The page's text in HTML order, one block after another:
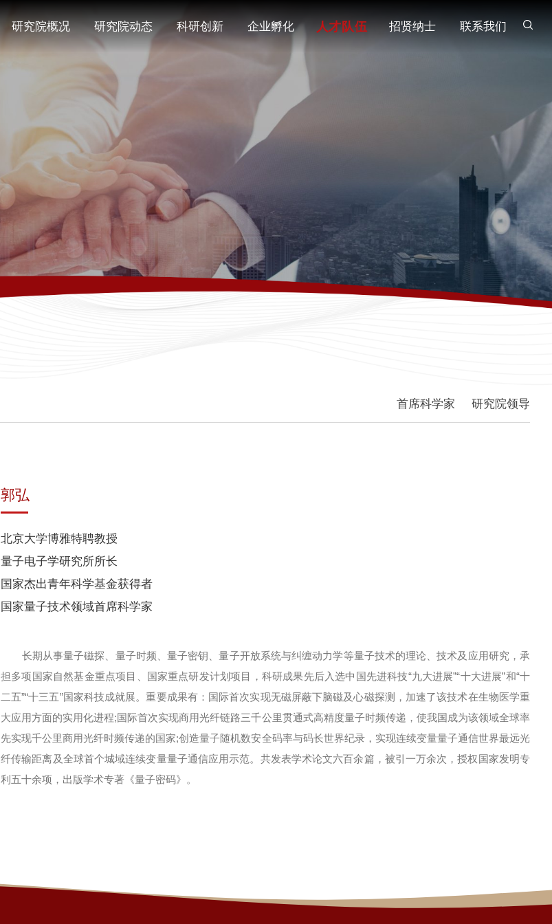
研究院概况 研究院动态 科研创新 企业孵化 人才队伍 招贤纳士 联系我们
首席科学家 研究院领导
郭弘
北京大学博雅特聘教授
量子电子学研究所所长
国家杰出青年科学基金获得者
国家量子技术领域首席科学家
长期从事量子磁探、量子时频、量子密钥、量子开放系统与纠缠动力学等量子技术的理论、技术及应用研究，承
担多项国家自然基金重点项目、国家重点研发计划项目，科研成果先后入选中国先进科技“九大进展”“十大进展”和“十
二五”“十三五”国家科技成就展。重要成果有：国际首次实现无磁屏蔽下脑磁及心磁探测，加速了该技术在生物医学重
大应用方面的实用化进程;国际首次实现商用光纤链路三千公里贯通式高精度量子时频传递，使我国成为该领域全球率
先实现千公里商用光纤时频传递的国家;创造量子随机数安全码率与码长世界纪录，实现连续变量量子通信世界最远光
纤传输距离及全球首个城域连续变量量子通信应用示范。共发表学术论文六百余篇，被引一万余次，授权国家发明专
利五十余项，出版学术专著《量子密码》。